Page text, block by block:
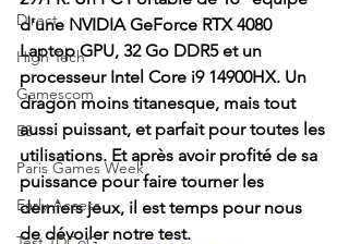
Direct
High Tech
Gamescom
E3
Paris Games Week
Early Access
d'une NVIDIA GeForce RTX 4080
Laptop GPU, 32 Go DDR5 et un
processeur Intel Core i9 14900HX. Un
dragon moins titanesque, mais tout
aussi puissant, et parfait pour toutes les
utilisations. Et après avoir profité de sa
puissance pour faire tourner les
derniers jeux, il est temps pour nous
de dévoiler notre test.